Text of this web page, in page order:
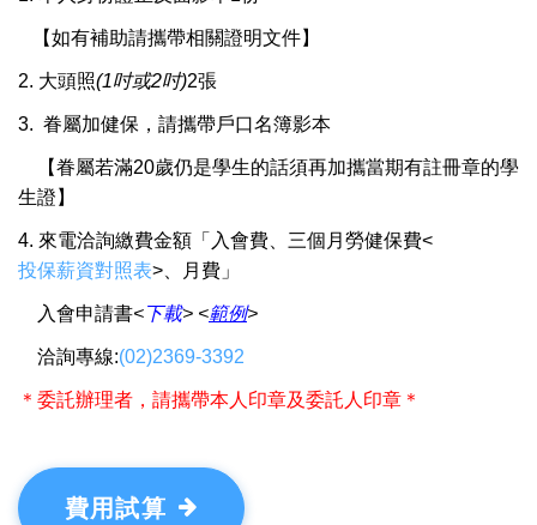
【如有補助請攜帶相關證明文件】
2. 大頭照(1吋或2吋)2張
3. 眷屬加健保，請攜帶戶口名簿影本
【眷屬若滿20歲仍是學生的話須再加攜當期有註冊章的學
生證】
4. 來電洽詢繳費金額「入會費、三個月勞健保費<
投保薪資對照表> 、月費」
入會申請書<下載> <範例>
洽詢專線:(02)2369-3392
＊委託辦理者，請攜帶本人印章及委託人印章＊
費用試算